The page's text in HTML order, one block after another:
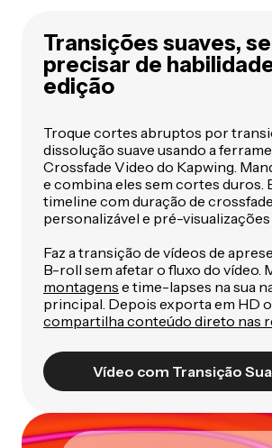
Transições suaves,
precisar de
edição
Troque cortes abruptos por
dissolução suave usando a
Crossfade Video do Kapwing.
e combina eles sem cortes duros.
timeline com duração de crossfade
personalizável e pré-visualizações
Faz a transição de vídeos de
B-roll sem afetar o fluxo do vídeo.
montagens e time-lapses na sua
principal. Depois exporta em HD
compartilha conteúdo direto nas
Vídeo com Transição